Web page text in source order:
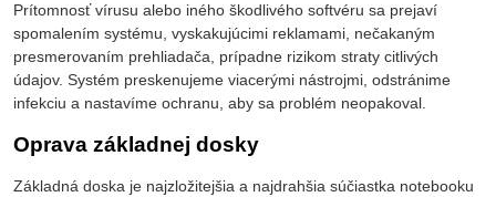
Prítomnosť vírusu alebo iného škodlivého softvéru sa prejaví
spomalením systému, vyskakujúcimi reklamami, nečakaným
presmerovaním prehliadača, prípadne rizikom straty citlivých
údajov. Systém preskenujeme viacerými nástrojmi, odstránime
infekciu a nastavíme ochranu, aby sa problém neopakoval.
Oprava základnej dosky
Základná doska je najzložitejšia a najdrahšia súčiastka notebooku